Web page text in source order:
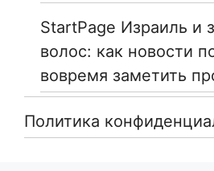
StartPage Израиль и
волос: как новости
вовремя заметить
Политика